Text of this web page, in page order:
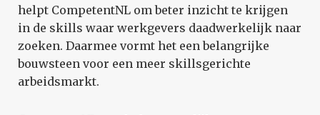
helpt CompetentNL om beter inzicht te krijgen
in de skills waar werkgevers daadwerkelijk naar
zoeken. Daarmee vormt het een belangrijke
bouwsteen voor een meer skillsgerichte
arbeidsmarkt.